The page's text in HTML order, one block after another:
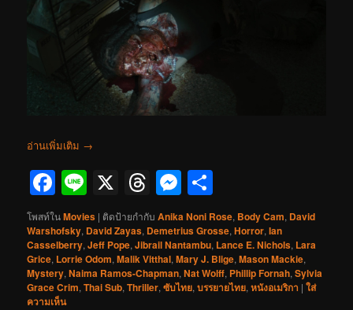
อ่านเพิ่มเติม →
Facebook
Line
X Threads
Messenger
โพสท์ในMovies | ติดป้ายกำกับ Anika Noni Rose, Body Cam, David
Warshofsky, David Zayas, Demetrius Grosse,Horror,Ian
Casselberry,Jeff Pope,Jibrail Nantambu, Lance E. Nichols, Lara
Grice, Lorrie Odom,Malik Vitthal,Mary J. Blige,Mason Mackie,
Mystery,Naima Ramos-Chapman,Nat Wolff, Phillip Fornah,Sylvia
Grace Crim,Thai Sub,Thriller,ซับไทย,บรรยายไทย,หนังอเมริกา |ใส่
ความเห็น